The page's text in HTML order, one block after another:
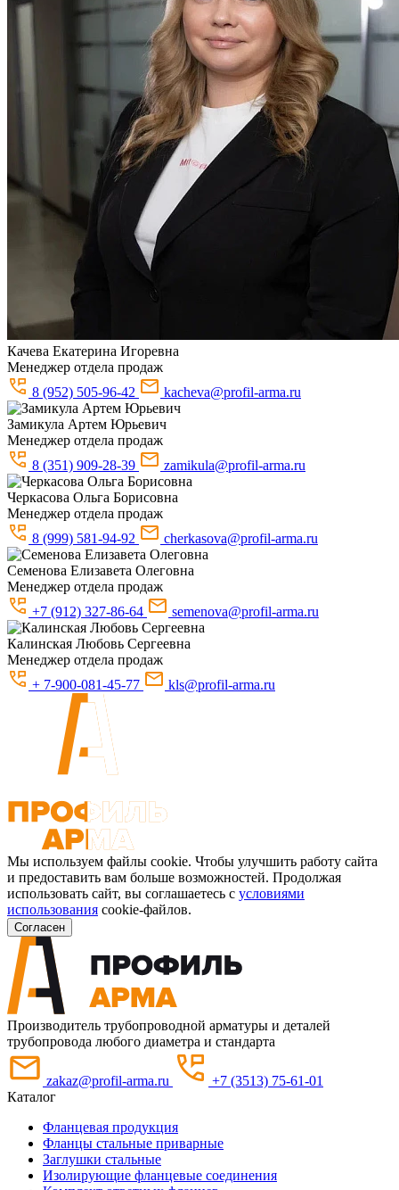
Качева Екатерина Игоревна
Менеджер отдела продаж
8 (952) 505-96-42
kacheva@profil-arma.ru
Замикула Артем Юрьевич
Менеджер отдела продаж
8 (351) 909-28-39
zamikula@profil-arma.ru
Черкасова Ольга Борисовна
Менеджер отдела продаж
8 (999) 581-94-92
cherkasova@profil-arma.ru
Семенова Елизавета Олеговна
Менеджер отдела продаж
+7 (912) 327-86-64
semenova@profil-arma.ru
Калинская Любовь Сергеевна
Менеджер отдела продаж
+ 7-900-081-45-77
kls@profil-arma.ru
Мы используем файлы cookie. Чтобы улучшить работу сайта
и предоставить вам больше возможностей. Продолжая
использовать сайт, вы соглашаетесь с условиями
использования cookie-файлов.
Согласен
Производитель трубопроводной арматуры и деталей
трубопровода любого диаметра и стандарта
zakaz@profil-arma.ru
+7 (3513) 75-61-01
Каталог
Фланцевая продукция
Фланцы стальные приварные
Заглушки стальные
Изолирующие фланцевые соединения